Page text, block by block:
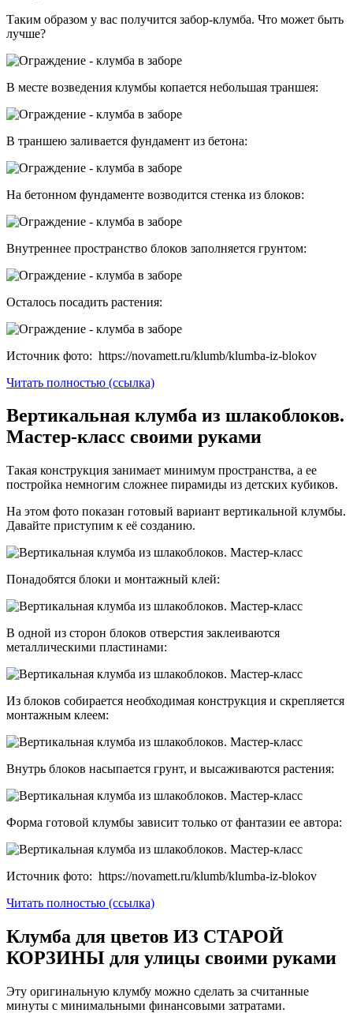
Таким образом у вас получится забор-клумба. Что может быть
лучше?
В месте возведения клумбы копается небольшая траншея:
В траншею заливается фундамент из бетона:
На бетонном фундаменте возводится стенка из блоков:
Внутреннее пространство блоков заполняется грунтом:
Осталось посадить растения:
Источник фото: https://novamett.ru/klumb/klumba-iz-blokov
Читать полностью (ссылка)
Вертикальная клумба из шлакоблоков.
Мастер-класс своими руками
Такая конструкция занимает минимум пространства, а ее
постройка немногим сложнее пирамиды из детских кубиков.
На этом фото показан готовый вариант вертикальной клумбы.
Давайте приступим к её созданию.
Понадобятся блоки и монтажный клей:
В одной из сторон блоков отверстия заклеиваются
металлическими пластинами:
Из блоков собирается необходимая конструкция и скрепляется
монтажным клеем:
Внутрь блоков насыпается грунт, и высаживаются растения:
Форма готовой клумбы зависит только от фантазии ее автора:
Источник фото: https://novamett.ru/klumb/klumba-iz-blokov
Читать полностью (ссылка)
Клумба для цветов ИЗ СТАРОЙ
КОРЗИНЫ для улицы своими руками
Эту оригинальную клумбу можно сделать за считанные
минуты с минимальными финансовыми затратами.